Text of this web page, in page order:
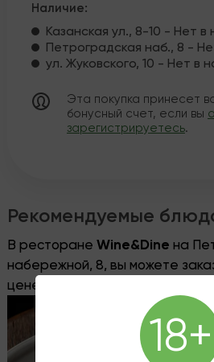
Наличие:
Казанская ул., 8-10 - Нет в
Петроградская наб., 8 -
ул. Жуковского, 10 - Нет в
Эта покупка принесет
бонусный счет, если вы
зарегистрируетесь.
Рекомендуемые
В ресторане Wine&Dine на
набережной, 8, вы можете
цене винотеки, без пробкового
18+